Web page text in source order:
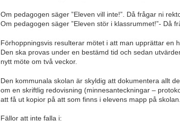
Om pedagogen säger ”Eleven vill inte!”. Då frågar ni
Om pedagogen säger ”Eleven stör i klassrummet!”- Då
Förhoppningsvis resulterar mötet i att man upprättar en
Den ska provas under en bestämd tid och sedan
nytt möte om två veckor.
Den kommunala skolan är skyldig att dokumentera allt
om en skriftlig redovisning (minnesanteckningar –
att få ut kopior på att som finns i elevens mapp på skolan.
Fällor att inte falla i: